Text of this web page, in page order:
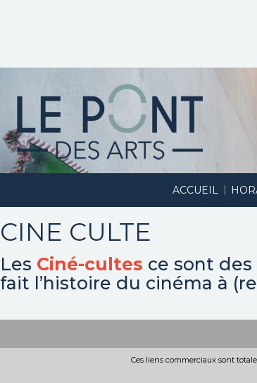
ACCUEIL |
CINE CULTE
Les Ciné-cultes ce sont
fait l’histoire du cinéma à
Ces liens commerciaux sont